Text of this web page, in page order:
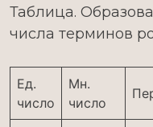
Таблица.
числа терминов
Ед.
число
Мн.
число